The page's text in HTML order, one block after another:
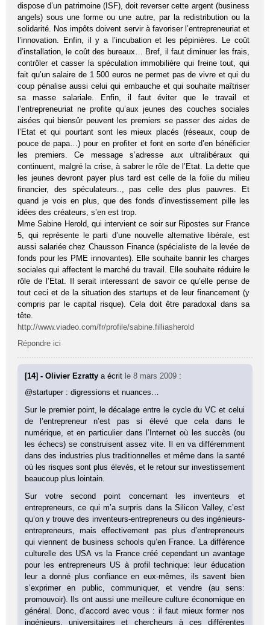
dispose d’un patrimoine (ISF), doit reverser cette argent (business
angels) sous une forme ou une autre, par la redistribution ou la
solidarité. Nos impôts doivent servir à favoriser l’entrepreneuriat et
l’innovation. Enfin, il y a l’incubation et les pépinières. Le coût
d’installation, le coût des bureaux… Bref, il faut diminuer les frais,
contrôler et casser la spéculation immobilière qui freine tout, qui
fait qu’un salaire de 1 500 euros ne permet pas de vivre et qui du
coup pénalise aussi celui qui embauche et qui souhaite maîtriser
sa masse salariale. Enfin, il faut éviter que le travail et
l’entrepreneuriat ne profite qu’aux jeunes des couches sociales
aisées qui biensûr peuvent les premiers se passer des aides de
l’Etat et qui pourtant sont les mieux placés (réseaux, coup de
pouce de papa…) pour en profiter et font en sorte d’en bénéficier
les premiers. Ce message s’adresse aux ultralibéraux qui
continuent, malgré la crise, à sabrer le rôle de l’Etat. La dette que
les jeunes devront payer plus tard est celle de la folie du milieu
financier, des spéculateurs.., pas celle des plus pauvres. Et
quand je vois en plus, que des fonds d’investissement pille les
idées des créateurs, s’en est trop.
Mme Sabine Herold, qui intervient ce soir sur Ripostes sur France
5, qui représente le parti d’une nouvelle alternative libérale, est
aussi salariée chez Chausson Finance (spécialiste de la levée de
fonds pour les PME innovantes). Elle souhaite bannir les charges
sociales qui affectent le marché du travail. Elle souhaite réduire le
rôle de l’Etat. Il serait interessant de savoir ce qu’elle pense de
tout ceci et de la situation des startups et de leur financement (y
compris par le capital risque). Cela doit être paradoxal dans sa
tête.
http://www.viadeo.com/fr/profile/sabine.filliasherold
Répondre ici
[14] - Olivier Ezrattya écrit le 8 mars 2009 :
@startuper : digressions et nuances…
Sur le premier point, le décalage entre le cycle du VC et celui
de l’entrepreneur n’est pas si élevé que cela dans le
numérique, et en particulier dans l’Internet où les succès (ou
les échecs) se construisent assez vite. Il en va différemment
dans des industries plus traditionnelles et même dans la santé
où les risques sont plus élevés, et le retour sur investissement
beaucoup plus lointain.
Sur votre second point concernant les inventeurs et
entrepreneurs, ce qui m’a surpris dans la Silicon Valley, c’est
qu’on y trouve des inventeurs-entrepreneurs ou des ingénieurs-
entrepreneurs, mais effectivement pas plus d’entrepreneurs
qui viennent de business schools qu’en France. La différence
culturelle des USA vs la France créé cependant un avantage
pour les entrepreneurs US à profil technique: leur éducation
leur a donné plus confiance en eux-mêmes, ils savent bien
s’exprimer en public, communiquer, et vendre (au sens:
promouvoir). Ils ont aussi une meilleure culture économique en
général. Donc, d’accord avec vous : il faut mieux former nos
ingénieurs, universitaires et chercheurs à ces différentes